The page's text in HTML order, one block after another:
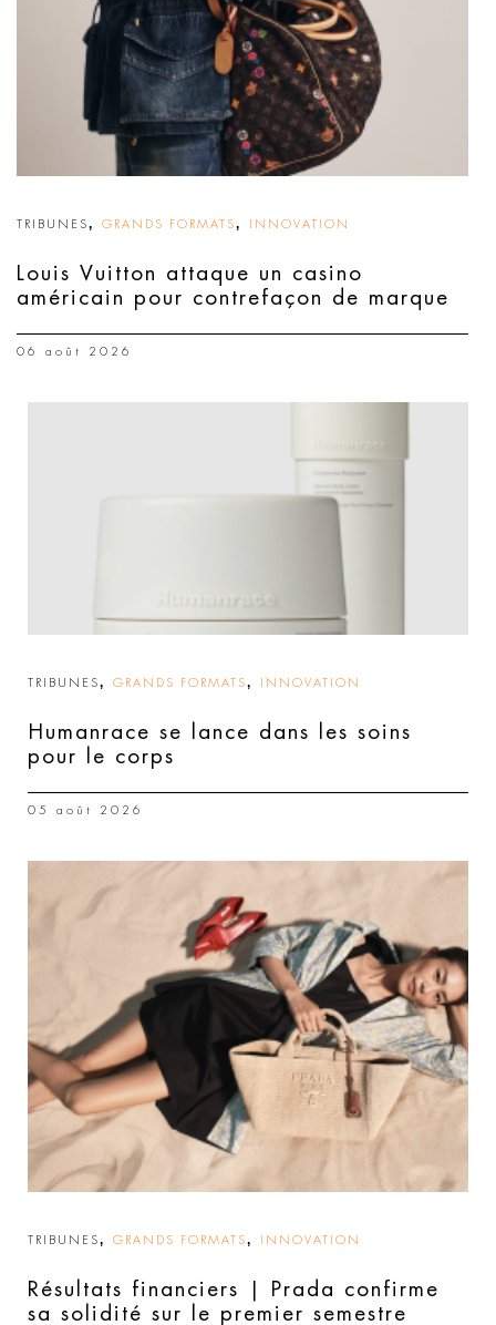
TRIBUNES, GRANDS FORMATS, INNOVATION
Louis Vuitton attaque un casino
américain pour contrefaçon de marque
06 août 2026
TRIBUNES, GRANDS FORMATS, INNOVATION
Humanrace se lance dans les soins
pour le corps
05 août 2026
TRIBUNES, GRANDS FORMATS, INNOVATION
Résultats financiers | Prada confirme
sa solidité sur le premier semestre